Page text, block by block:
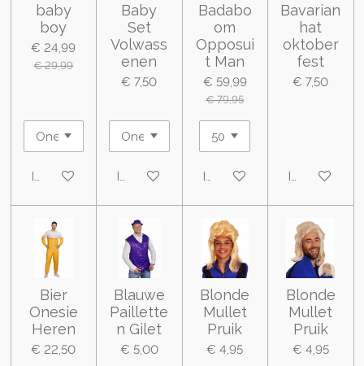
baby
boy
€ 24,99
€ 29,99
In winkelwagen
Baby
Set
Volwass
enen
€ 7,50
In winkelwagen
Badabo
om
Opposui
t Man
€ 59,99
€ 79,95
In winkelwagen
Bavarian
hat
oktober
fest
€ 7,50
In
Bier
Onesie
Heren
€ 22,50
Blauwe
Paillette
n Gilet
€ 5,00
Blonde
Mullet
Pruik
€ 4,95
Blonde
Mullet
Pruik
€ 4,95